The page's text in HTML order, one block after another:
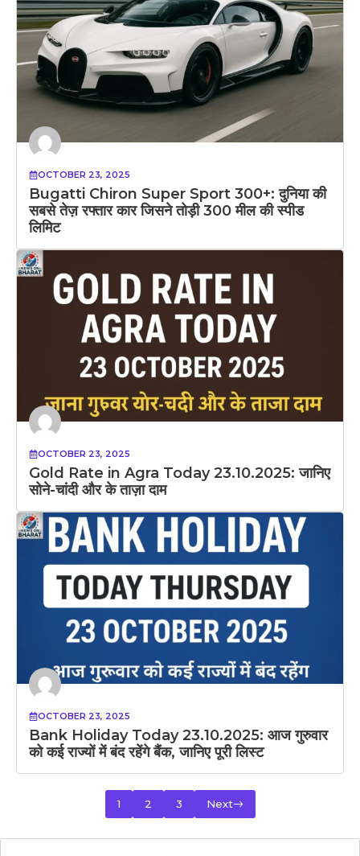
OCTOBER 23, 2025
Bugatti Chiron Super Sport 300+: दुनिया की
सबसे तेज़ रफ्तार कार जिसने तोड़ी 300 मील की स्पीड
लिमिट
OCTOBER 23, 2025
Gold Rate in Agra Today 23.10.2025: जानिए
सोने-चांदी और के ताज़ा दाम
OCTOBER 23, 2025
Bank Holiday Today 23.10.2025: आज गुरुवार
को कई राज्यों में बंद रहेंगे बैंक, जानिए पूरी लिस्ट
1 2 3 Next